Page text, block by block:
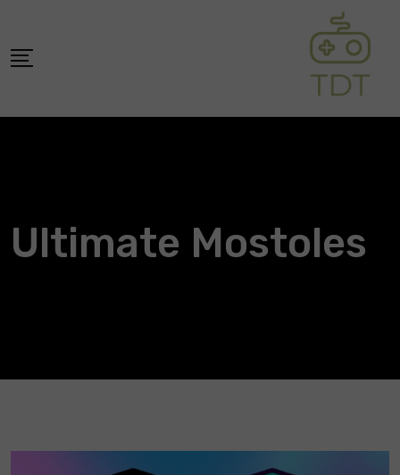
content
Ultimate Mostoles